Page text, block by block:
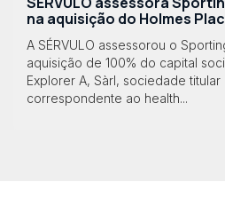
na aquisição do Holmes
A SÉRVULO assessorou o
aquisição de 100% do capital
Explorer A, Sàrl, sociedade
correspondente ao health...